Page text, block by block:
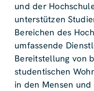
und der
unterstützen
Bereichen des
umfassende
Bereitstellung von
studentischen
in den Mensen